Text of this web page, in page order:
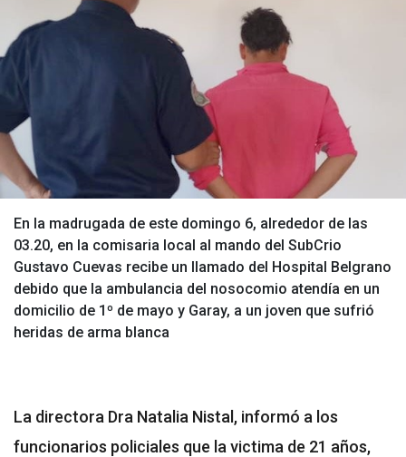
En la madrugada de este domingo 6, alrededor de las
03.20, en la comisaria local al mando del SubCrio
Gustavo Cuevas recibe un llamado del Hospital Belgrano
debido que la ambulancia del nosocomio atendía en un
domicilio de 1º de mayo y Garay, a un joven que sufrió
heridas de arma blanca
La directora Dra Natalia Nistal, informó a los
funcionarios policiales que la victima de 21 años,